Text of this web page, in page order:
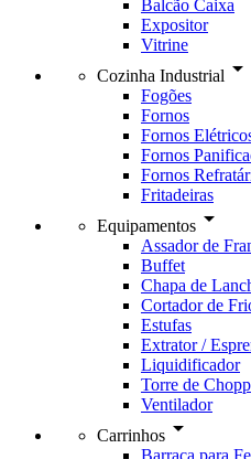
Balcão Caixa
Expositor
Vitrine
Cozinha Industrial arrow_drop_down
Fogões
Fornos
Fornos
Fornos
Fornos
Fritadeiras
Equipamentos arrow_drop_down
Assador de
Buffet
Chapa de
Cortador de
Estufas
Extrator /
Liquidificador
Torre de Chopp
Ventilador
Carrinhos arrow_drop_down
Barraca para